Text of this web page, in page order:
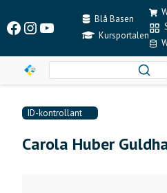
content
Facebook
Instagram
YouTubeBlå Basen
Kursportalen
ID-kontrollant
Carola Huber